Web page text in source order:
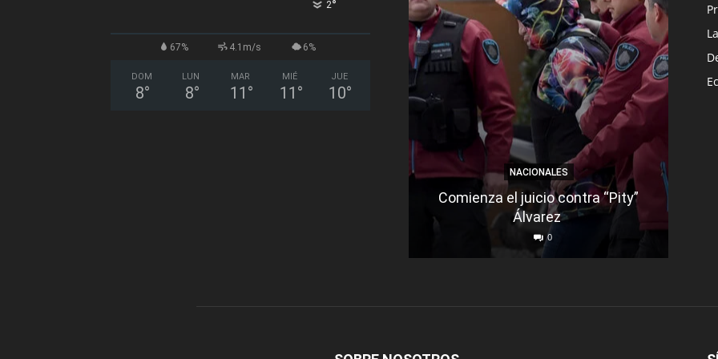
2°
67% 4.1m/s 6%
DOM
8°
LUN
8°
MAR
11 °
MIÉ
11 °
JUE
10°
NACIONALES
Comienza el juicio contra “Pity”
Álvarez
0